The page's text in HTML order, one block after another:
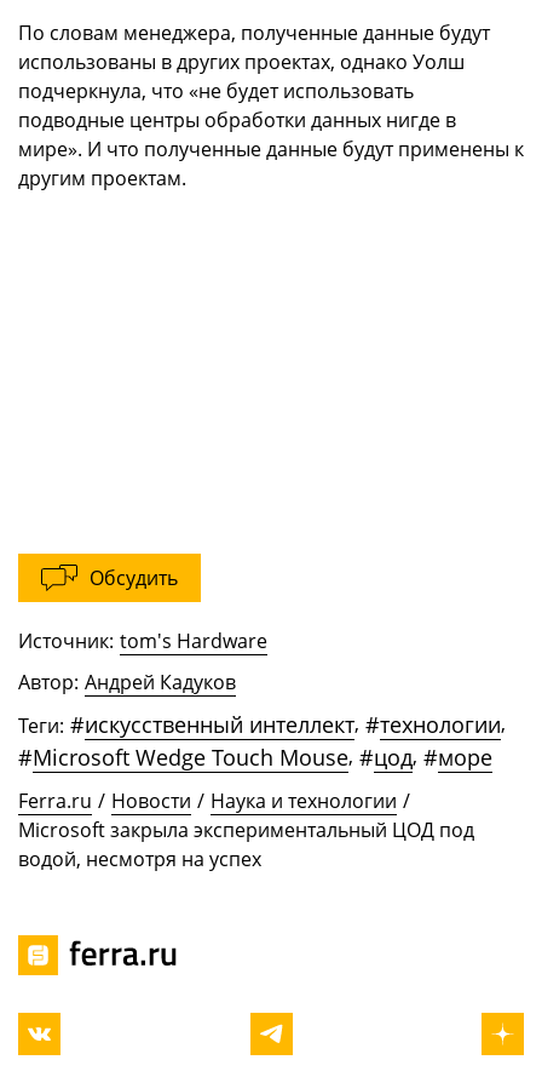
По словам менеджера, полученные данные будут
использованы в других проектах, однако Уолш
подчеркнула, что «не будет использовать
подводные центры обработки данных нигде в
мире». И что полученные данные будут применены к
другим проектам.
Обсудить
Источник: tom's Hardware
Автор: Андрей Кадуков
Теги: #искусственный интеллект, #технологии,
#Microsoft Wedge Touch Mouse, #цод, #море
Ferra.ru / Новости / Наука и технологии /
Microsoft закрыла экспериментальный ЦОД под
водой, несмотря на успех